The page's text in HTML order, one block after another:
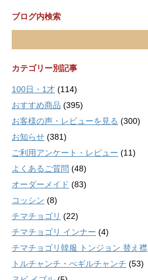
ブログ内検索
カテゴリー別記事
100日・1才 (114)
おすすめ商品 (395)
お客様の声・レビューを見る (300)
お知らせ (381)
ご利用アンケート・レビュー (11)
よくあるご質問 (48)
オーダーメイド (83)
コッシン (8)
チマチョゴリ (22)
チマチョゴリ インナー (4)
チマチョゴリ韓服 トンジョン 替え襟
トルチャンチ・ぺギルチャンチ (53)